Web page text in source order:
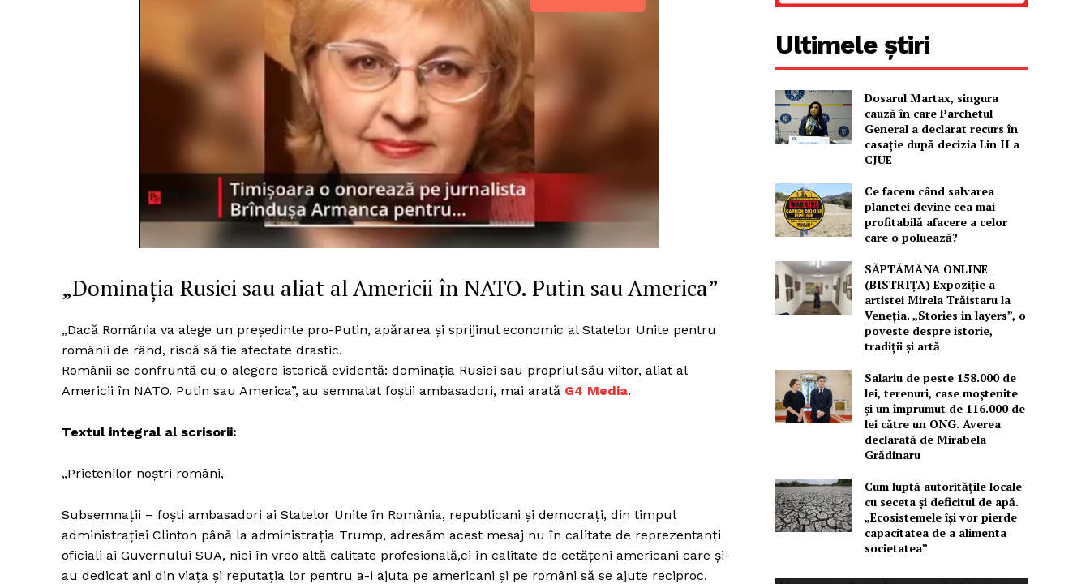
Un proiect
FREEDOM HOUSE
ROMÂNIA
PRESShub
Despre noi / Echipa
Proiecte editoriale
Rețea
„Dominația Rusiei sau aliat al Americii în NATO. Putin sau America”
„Dacă România va alege un președinte pro-Putin, apărarea și sprijinul economic al Statelor Unite pentru
românii de rând, riscă să fie afectate drastic.
Românii se confruntă cu o alegere istorică evidentă: dominația Rusiei sau propriul său viitor, aliat al
Americii în NATO. Putin sau America”, au semnalat foștii ambasadori, mai arată G4 Media.
Textul integral al scrisorii:
„Prietenilor noştri români,
Subsemnaţii – foști ambasadori ai Statelor Unite în România, republicani și democrați, din timpul
administrației Clinton până la administrația Trump, adresăm acest mesaj nu în calitate de reprezentanți
oficiali ai Guvernului SUA, nici în vreo altă calitate profesională,ci în calitate de cetățeni americani care și-
au dedicat ani din viața și reputația lor pentru a-i ajuta pe americani și pe români să se ajute reciproc.
Ultimele știri
Dosarul Martax, singura
cauză în care Parchetul
General a declarat recurs în
casație după decizia Lin II a
CJUE
Ce facem când salvarea
planetei devine cea mai
profitabilă afacere a celor
care o poluează?
SĂPTĂMÂNA ONLINE
(BISTRIȚA) Expoziție a
artistei Mirela Trăistaru la
Veneția. „Stories in layers”, o
poveste despre istorie,
tradiții și artă
Salariu de peste 158.000 de
lei, terenuri, case moștenite
și un împrumut de 116.000 de
lei către un ONG. Averea
declarată de Mirabela
Grădinaru
Cum luptă autoritățile locale
cu seceta și deficitul de apă.
„Ecosistemele își vor pierde
capacitatea de a alimenta
societatea”